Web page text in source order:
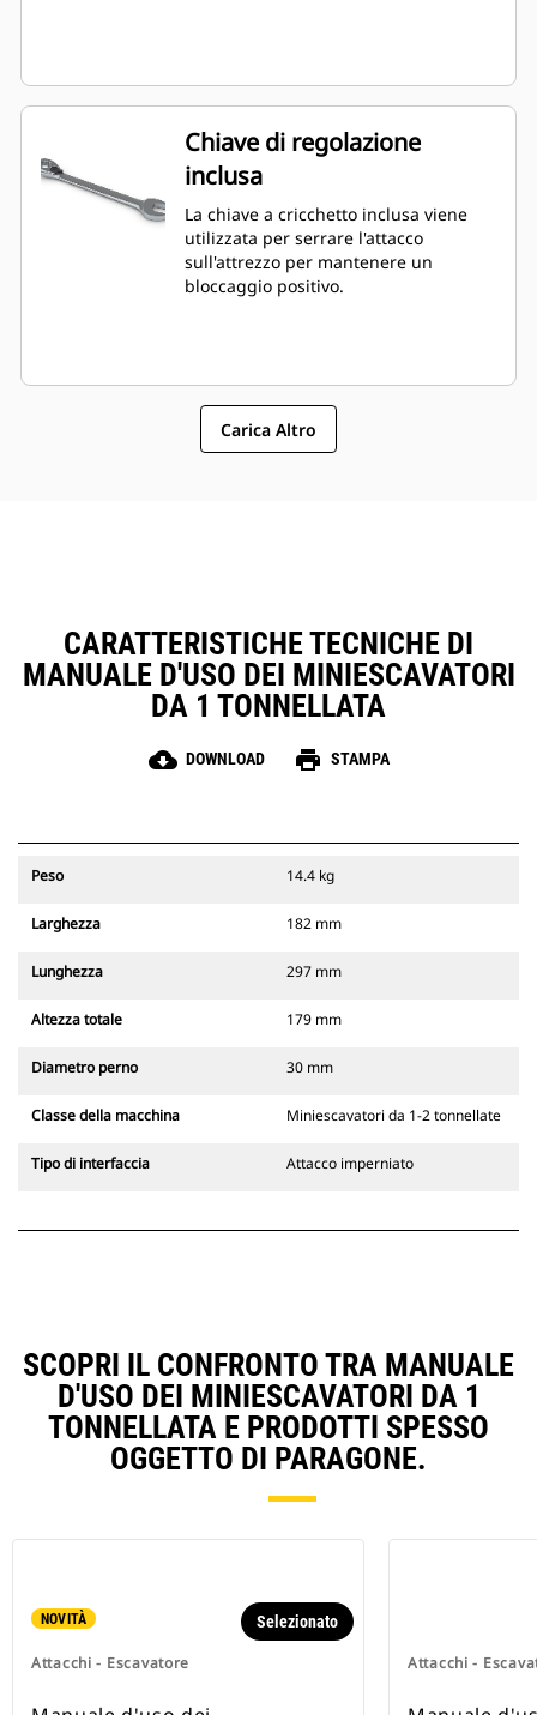
Chiave di regolazione
inclusa
La chiave a cricchetto inclusa viene
utilizzata per serrare l'attacco
sull'attrezzo per mantenere un
bloccaggio positivo.
Carica Altro
CARATTERISTICHE TECNICHE DI
MANUALE D'USO DEI MINIESCAVATORI
DA 1 TONNELLATA
cloud_download DOWNLOAD print STAMPA
Peso 14.4 kg
Larghezza 182 mm
Lunghezza 297 mm
Altezza totale 179 mm
Diametro perno 30 mm
Classe della macchina Miniescavatori da 1-2 tonnellate
Tipo di interfaccia Attacco imperniato
SCOPRI IL CONFRONTO TRA MANUALE
D'USO DEI MINIESCAVATORI DA 1
TONNELLATA E PRODOTTI SPESSO
OGGETTO DI PARAGONE.
NOVITÀ
Attacchi - Escavatore
Selezionato
Attacchi -